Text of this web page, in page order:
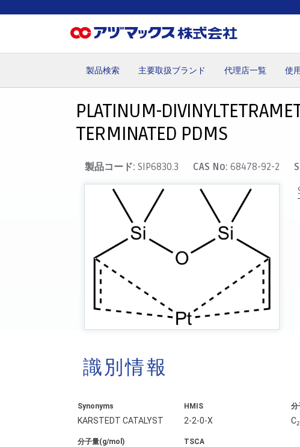
製品検索 主要取扱ブランド 代理店一覧 使
PLATINUM-
TERMINATED PDMS
製品コード:SIP6830.3 CAS No:68478-92-2
識別情報
Synonyms
KARSTEDT CATALYST
HMIS
2-2-0-X
分
C
分子量(g/mol) TSCA